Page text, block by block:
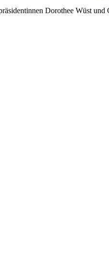
Dorothee Wüst